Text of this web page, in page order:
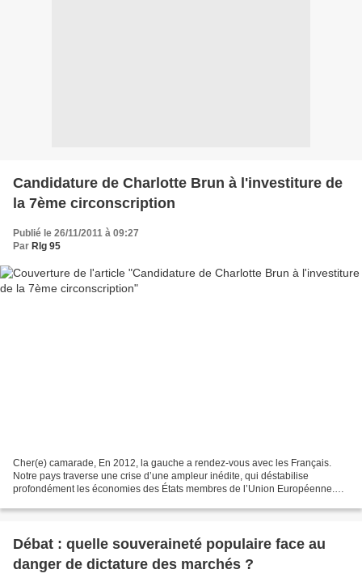
Candidature de Charlotte Brun à l'investiture de
la 7ème circonscription
Publié le 26/11/2011 à 09:27
Par Rlg 95
Cher(e) camarade, En 2012, la gauche a rendez-vous avec les Français.
Notre pays traverse une crise d’une ampleur inédite, qui déstabilise
profondément les économies des États membres de l’Union Européenne.
Débat : quelle souveraineté populaire face au
danger de dictature des marchés ?